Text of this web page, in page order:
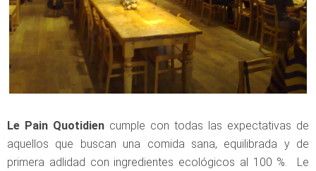
Le Pain Quotidien cumple con todas las expectativas de
aquellos que buscan una comida sana, equilibrada y de
primera adlidad con ingredientes ecológicos al 100 %. Le